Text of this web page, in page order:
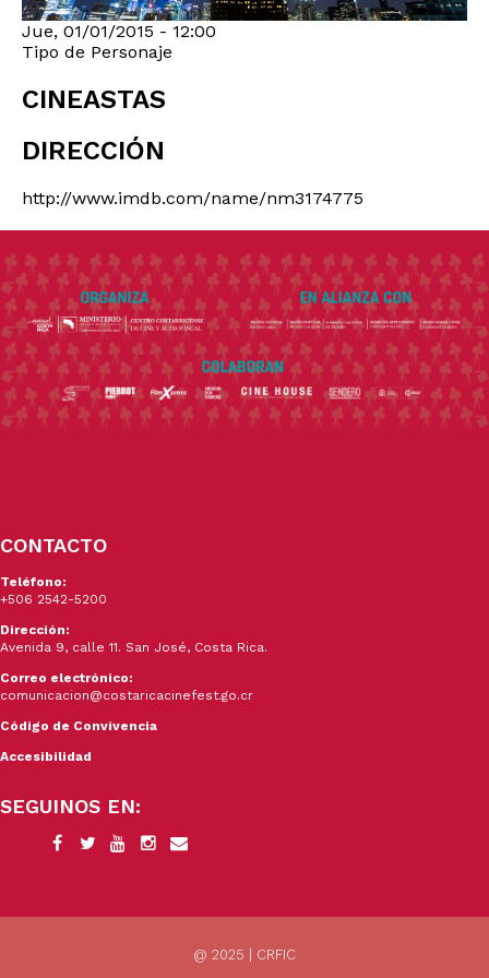
Jue, 01/01/2015 - 12:00
Tipo de Personaje
CINEASTAS
DIRECCIÓN
http://www.imdb.com/name/nm3174775
CONTACTO
Teléfono:
+506 2542-5200
Dirección:
Avenida 9, calle 11. San José, Costa Rica.
Correo electrónico:
comunicacion@costaricacinefest.go.cr
Código de Convivencia
Accesibilidad
SEGUINOS EN:
@ 2025 | CRFIC